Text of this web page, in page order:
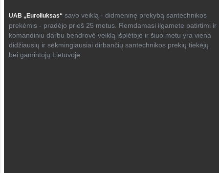
UAB „Euroliuksas“ savo veiklą - didmeninę prekybą santechnikos
prekėmis - pradėjo prieš 25 metus. Remdamasi ilgamete patirtimi ir
komandiniu darbu bendrovė veiklą išplėtojo ir šiuo metu yra viena
didžiausių ir sėkmingiausiai dirbančių santechnikos prekių tiekėjų
bei gamintojų Lietuvoje.